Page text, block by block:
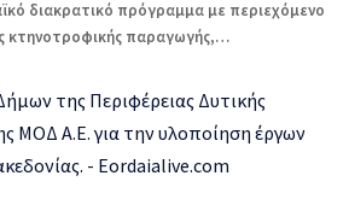
διακρατικό πρόγραμμα με περιεχόμενο
κτηνοτροφικής παραγωγής,…